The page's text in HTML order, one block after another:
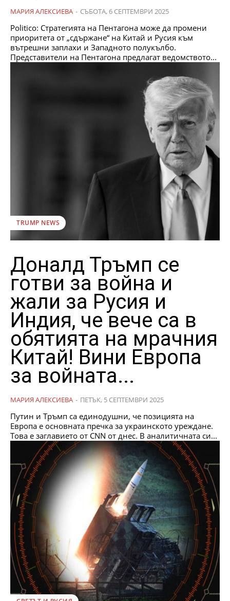
МАРИЯ АЛЕКСИЕВА - СЪБОТА, 6 СЕПТЕМВРИ 2025
Politico: Стратегията на Пентагона може да промени
приоритета от „сдържане“ на Китай и Русия към
вътрешни заплахи и Западното полукълбо.
Представители на Пентагона предлагат ведомството...
TRUMP NEWS
Доналд Тръмп се
готви за война и
жали за Русия и
Индия, че вече са в
обятията на мрачния
Китай! Вини Европа
за войната...
МАРИЯ АЛЕКСИЕВА - ПЕТЪК, 5 СЕПТЕМВРИ 2025
Путин и Тръмп са единодушни, че позицията на
Европа е основната пречка за украинското уреждане.
Това е заглавието от CNN от днес. В аналитичната си...